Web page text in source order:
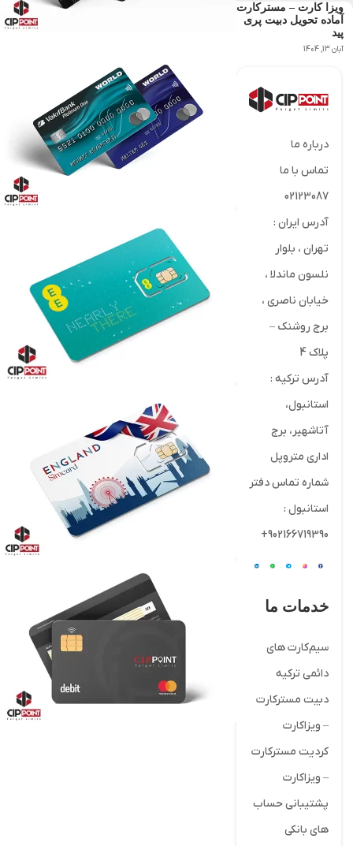
ویزا کارت – مسترکارت
آماده تحویل دبیت پری
پید
آبان 13, 1404
درباره ما
تماس با ما
02123087
آدرس ایران :
تهران ، بلوار
نلسون ماندلا ،
خیابان ناصری ،
برج روشنک –
پلاک 4
آدرس ترکیه :
استانبول،
آتاشهیر، برج
اداری متروپل
شماره تماس دفتر
استانبول :
902166719390+
خدمات ما
سیم‌کارت های
دائمی ترکیه
دبیت مسترکارت
– ویزاکارت
کردیت مسترکارت
– ویزاکارت
پشتیبانی حساب
های بانکی